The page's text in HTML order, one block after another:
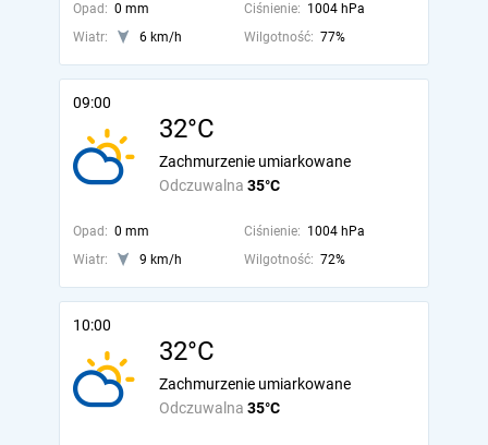
Opad: 0 mm Ciśnienie: 1004 hPa
Wiatr:
6 km/h Wilgotność: 77%
09:00
32°C
Odczuwalna 35°C
Zachmurzenie umiarkowane
Opad: 0 mm Ciśnienie: 1004 hPa
Wiatr:
9 km/h Wilgotność: 72%
10:00
32°C
Odczuwalna 35°C
Zachmurzenie umiarkowane